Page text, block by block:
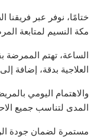
ختامًا، نوفر عبر
مكة النسيم لمتابعة
الساعة، تهتم الممرضة
العلاجية بدقة، إضافة
والاهتمام اليومي
المدى لتناسب جميع
مستمرة لضمان جودة